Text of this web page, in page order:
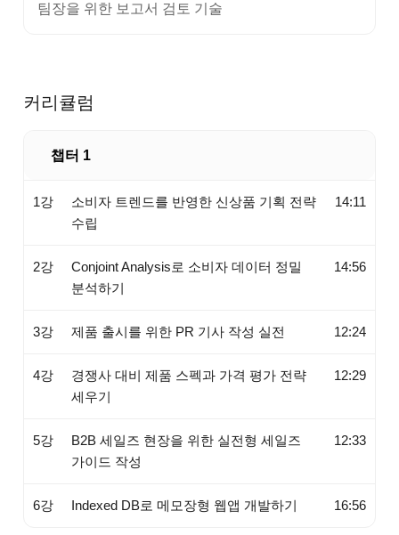
팀장을 위한 보고서 검토 기술
커리큘럼
챕터 1
1강
소비자 트렌드를 반영한 신상품 기획 전략
수립
14:11
2강
Conjoint Analysis로 소비자 데이터 정밀
분석하기
14:56
3강 제품 출시를 위한 PR 기사 작성 실전 12:24
4강
경쟁사 대비 제품 스펙과 가격 평가 전략
세우기
12:29
5강
B2B 세일즈 현장을 위한 실전형 세일즈
가이드 작성
12:33
6강 Indexed DB로 메모장형 웹앱 개발하기 16:56